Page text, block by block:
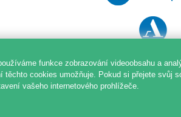
funkce zobrazování videoobsahu a
cookies umožňuje. Pokud si přejete svůj
vašeho internetového prohlížeče.